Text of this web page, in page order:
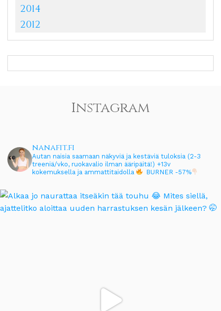
2014
2012
Instagram
nanafit.fi
Autan naisia saamaan näkyviä ja kestäviä tuloksia (2-3
treeniä/vko, ruokavalio ilman ääripäitä!) +13v
kokemuksella ja ammattitaidolla
BURNER -57%